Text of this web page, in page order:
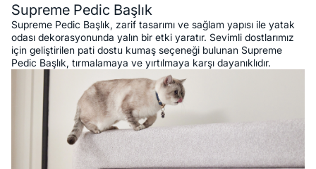
Supreme Pedic Başlık
Supreme Pedic Başlık, zarif tasarımı ve sağlam yapısı ile yatak
odası dekorasyonunda yalın bir etki yaratır. Sevimli dostlarımız
için geliştirilen pati dostu kumaş seçeneği bulunan Supreme
Pedic Başlık, tırmalamaya ve yırtılmaya karşı dayanıklıdır.